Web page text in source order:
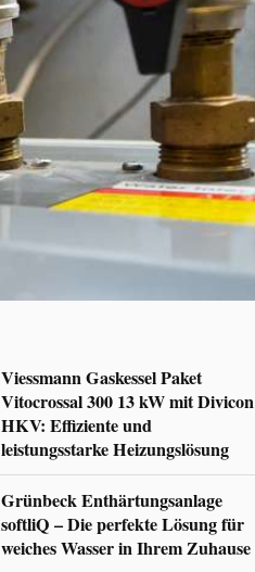
Viessmann Gaskessel Paket
Vitocrossal 300 13 kW mit Divicon
HKV: Effiziente und
leistungsstarke Heizungslösung
Grünbeck Enthärtungsanlage
softliQ – Die perfekte Lösung für
weiches Wasser in Ihrem Zuhause